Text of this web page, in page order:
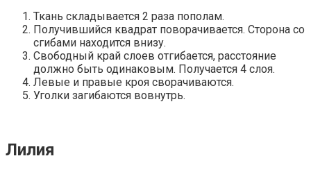
Ткань складывается 2 раза пополам.
Получившийся квадрат поворачивается. Сторона со
сгибами находится внизу.
Свободный край слоев отгибается, расстояние
должно быть одинаковым. Получается 4 слоя.
Левые и правые кроя сворачиваются.
Уголки загибаются вовнутрь.
Лилия